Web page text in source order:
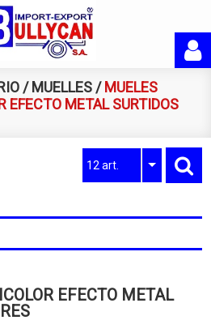
/ MUELLES / MUELES
EFECTO METAL SURTIDOS
12 art.
EFECTO METAL